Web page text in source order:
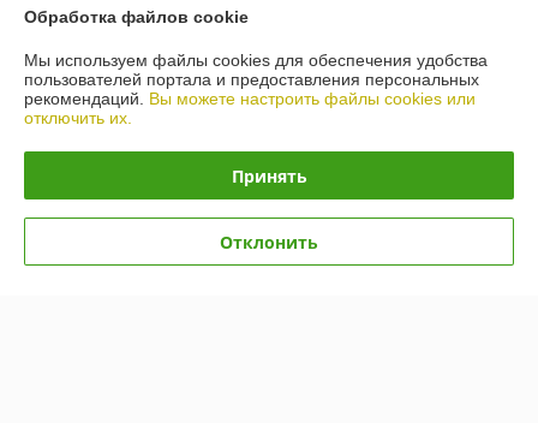
Доставка и оплата
График работы
Полная версия сайта
Политика обработки cookies
Сайт создан на платформе Deal.by
Обработка файлов cookie
Мы используем файлы cookies для обеспечения удобства
пользователей портала и предоставления персональных
рекомендаций. Вы можете настроить файлы cookies или
отключить их.
Принять
Отклонить